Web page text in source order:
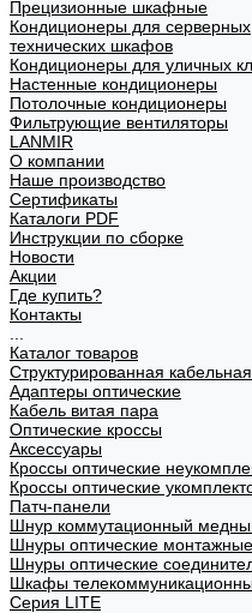
Прецизионные шкафные
Кондиционеры для
технических шкафов
Кондиционеры для уличных
Настенные кондиционеры
Потолочные кондиционеры
Фильтрующие вентиляторы
LANMIR
О компании
Наше производство
Сертификаты
Каталоги PDF
Инструкции по сборке
Новости
Акции
Где купить?
Контакты
Каталог товаров
Структурированная
Адаптеры оптические
Кабель витая пара
Оптические кроссы
Аксессуары
Кроссы оптические
Кроссы оптические
Патч-панели
Шнур коммутационный
Шнуры оптические
Шнуры оптические
Шкафы
Cерия LITE